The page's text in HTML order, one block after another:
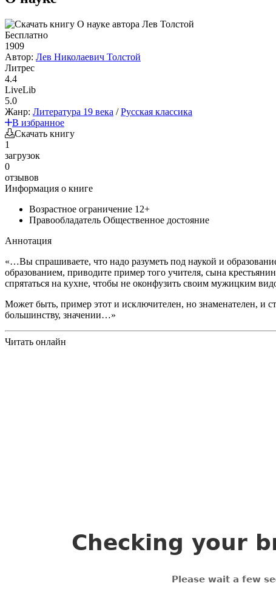
Бесплатно
1909
Автор: Лев Николаевич Толстой
Литрес
4.4
LiveLib
5.0
Жанр: Литература 19 века /Русская классика
В избранное
Скачать книгу
1
загрузок
0
отзывов
Информация о книге
Возрастное ограничение 12+
Правообладатель Общественное достояние
Аннотация
«…Вы спрашиваете, что надо разуметь под наукой и
образованием, приводите пример того учителя, сына
спрятаться на кухне, чтобы не оконфузить своим мужицким
Может быть, пример этот и исключителен, но знаменателен, и
большинству, значении…»
Читать онлайн